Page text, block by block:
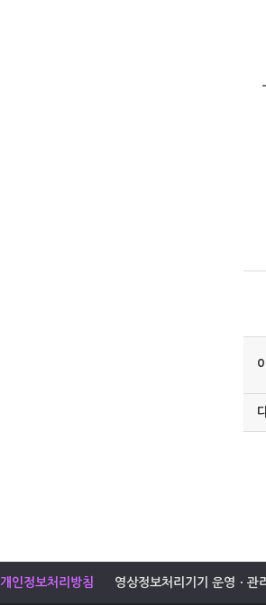
개인정보처리방침 영상정보처리기기 운영ㆍ관